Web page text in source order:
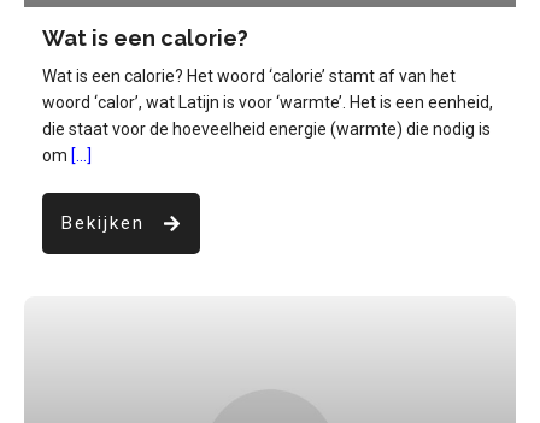
Wat is een calorie?
Wat is een calorie? Het woord ‘calorie’ stamt af van het
woord ‘calor’, wat Latijn is voor ‘warmte’. Het is een eenheid,
die staat voor de hoeveelheid energie (warmte) die nodig is
om [...]
Bekijken